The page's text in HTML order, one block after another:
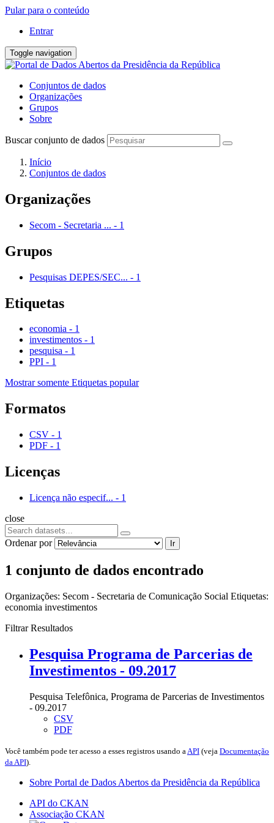
Pular para o conteúdo
Entrar
Toggle navigation
Conjuntos de dados
Organizações
Grupos
Sobre
Buscar conjunto de dados
Início
Conjuntos de dados
Organizações
Secom - Secretaria ... - 1
Grupos
Pesquisas DEPES/SEC... - 1
Etiquetas
economia - 1
investimentos - 1
pesquisa - 1
PPI - 1
Mostrar somente Etiquetas popular
Formatos
CSV - 1
PDF - 1
Licenças
Licença não especif... - 1
close
Ordenar por Ir
1 conjunto de dados encontrado
Organizações: Secom - Secretaria de Comunicação Social Etiquetas:
economia investimentos
Filtrar Resultados
Pesquisa Programa de Parcerias de
Investimentos - 09.2017
Pesquisa Telefônica, Programa de Parcerias de Investimentos
- 09.2017
CSV
PDF
Você também pode ter acesso a esses registros usando a API (veja Documentação
da API).
Sobre Portal de Dados Abertos da Presidência da República
API do CKAN
Associação CKAN